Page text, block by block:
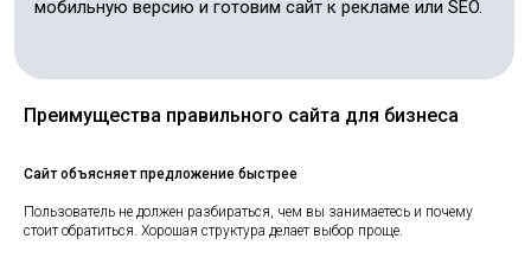
Преимущества правильного сайта для бизнеса
Сайт объясняет предложение быстрее
Пользователь не должен разбираться, чем вы занимаетесь и почему
стоит обратиться. Хорошая структура делает выбор проще.
Ответы на популярные вопросы